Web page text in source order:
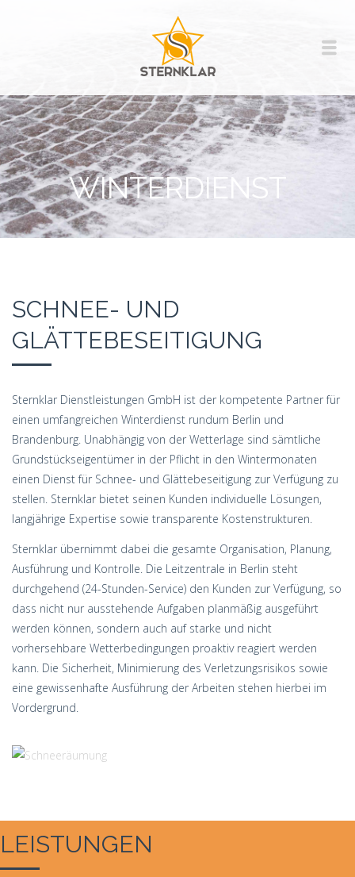
WINTERDIENST
SCHNEE- UND
GLÄTTEBESEITIGUNG
Sternklar Dienstleistungen GmbH ist der kompetente Partner für
einen umfangreichen Winterdienst rundum Berlin und
Brandenburg. Unabhängig von der Wetterlage sind sämtliche
Grundstückseigentümer in der Pflicht in den Wintermonaten
einen Dienst für Schnee- und Glättebeseitigung zur Verfügung zu
stellen. Sternklar bietet seinen Kunden individuelle Lösungen,
langjährige Expertise sowie transparente Kostenstrukturen.
Sternklar übernimmt dabei die gesamte Organisation, Planung,
Ausführung und Kontrolle. Die Leitzentrale in Berlin steht
durchgehend (24-Stunden-Service) den Kunden zur Verfügung, so
dass nicht nur ausstehende Aufgaben planmäßig ausgeführt
werden können, sondern auch auf starke und nicht
vorhersehbare Wetterbedingungen proaktiv reagiert werden
kann. Die Sicherheit, Minimierung des Verletzungsrisikos sowie
eine gewissenhafte Ausführung der Arbeiten stehen hierbei im
Vordergrund.
LEISTUNGEN